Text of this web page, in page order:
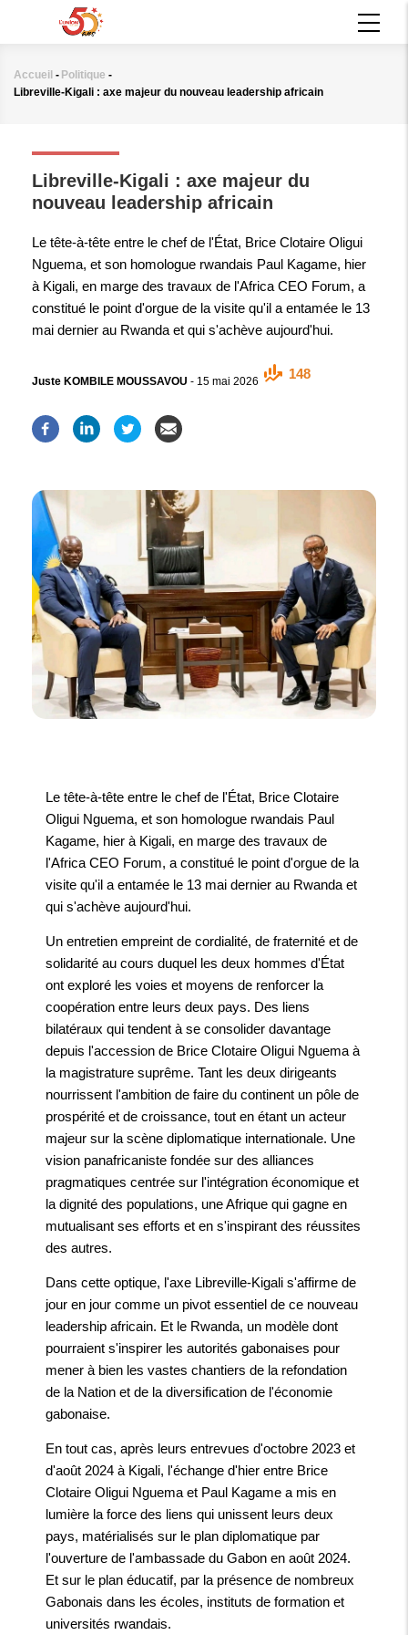
principal
Fil
Accueil - Politique -
Libreville-Kigali : axe majeur du nouveau leadership africain
Libreville-Kigali : axe majeur du
nouveau leadership africain
Le tête-à-tête entre le chef de l'État, Brice Clotaire Oligui
Nguema, et son homologue rwandais Paul Kagame, hier
à Kigali, en marge des travaux de l'Africa CEO Forum, a
constitué le point d'orgue de la visite qu'il a entamée le 13
mai dernier au Rwanda et qui s'achève aujourd'hui.
Juste KOMBILE MOUSSAVOU - 15 mai 2026
148
Le tête-à-tête entre le chef de l'État, Brice Clotaire
Oligui Nguema, et son homologue rwandais Paul
Kagame, hier à Kigali, en marge des travaux de
l'Africa CEO Forum, a constitué le point d'orgue de la
visite qu'il a entamée le 13 mai dernier au Rwanda et
qui s'achève aujourd'hui.
Un entretien empreint de cordialité, de fraternité et de
solidarité au cours duquel les deux hommes d'État
ont exploré les voies et moyens de renforcer la
coopération entre leurs deux pays. Des liens
bilatéraux qui tendent à se consolider davantage
depuis l'accession de Brice Clotaire Oligui Nguema à
la magistrature suprême. Tant les deux dirigeants
nourrissent l'ambition de faire du continent un pôle de
prospérité et de croissance, tout en étant un acteur
majeur sur la scène diplomatique internationale. Une
vision panafricaniste fondée sur des alliances
pragmatiques centrée sur l'intégration économique et
la dignité des populations, une Afrique qui gagne en
mutualisant ses efforts et en s'inspirant des réussites
des autres.
Dans cette optique, l'axe Libreville-Kigali s'affirme de
jour en jour comme un pivot essentiel de ce nouveau
leadership africain. Et le Rwanda, un modèle dont
pourraient s'inspirer les autorités gabonaises pour
mener à bien les vastes chantiers de la refondation
de la Nation et de la diversification de l'économie
gabonaise.
En tout cas, après leurs entrevues d'octobre 2023 et
d'août 2024 à Kigali, l'échange d'hier entre Brice
Clotaire Oligui Nguema et Paul Kagame a mis en
lumière la force des liens qui unissent leurs deux
pays, matérialisés sur le plan diplomatique par
l'ouverture de l'ambassade du Gabon en août 2024.
Et sur le plan éducatif, par la présence de nombreux
Gabonais dans les écoles, instituts de formation et
universités rwandais.